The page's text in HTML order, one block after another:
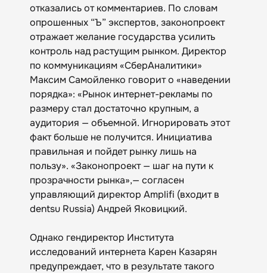
отказались от комментариев. По словам
опрошенных “Ъ” экспертов, законопроект
отражает желание государства усилить
контроль над растущим рынком. Директор
по коммуникациям «СберАналитики»
Максим Самойленко говорит о «наведении
порядка»: «Рынок интернет-рекламы по
размеру стал достаточно крупным, а
аудитория — объемной. Игнорировать этот
факт больше не получится. Инициатива
правильная и пойдет рынку лишь на
пользу». «Законопроект — шаг на пути к
прозрачности рынка»,— согласен
управляющий директор Amplifi (входит в
dentsu Russia) Андрей Яковицкий.
Однако гендиректор Института
исследований интернета Карен Казарян
предупреждает, что в результате такого